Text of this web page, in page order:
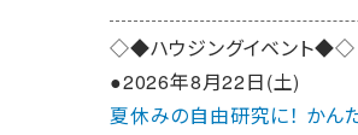
◇◆ハウジングイベント◆◇
●2026年8月22日(土)
夏休みの自由研究に！ かん